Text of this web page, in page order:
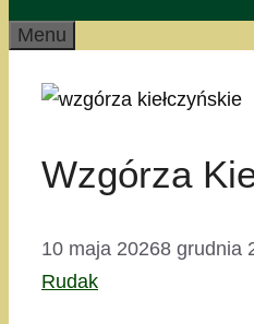
Menu
Wzgórza
10 maja 20268 grudnia
Rudak